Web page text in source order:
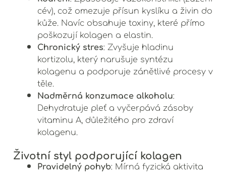
cév), což omezuje přísun kyslíku a živin do
kůže. Navíc obsahuje toxiny, které přímo
poškozují kolagen a elastin.
Chronický stres: Zvyšuje hladinu
kortizolu, který narušuje syntézu
kolagenu a podporuje zánětlivé procesy v
těle.
Nadměrná konzumace alkoholu:
Dehydratuje pleť a vyčerpává zásoby
vitaminu A, důležitého pro zdraví
kolagenu.
Životní styl podporující kolagen
Pravidelný pohyb: Mírná fyzická aktivita